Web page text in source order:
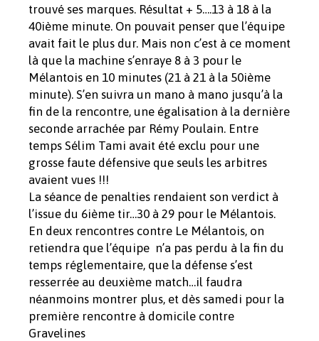
trouvé ses marques. Résultat + 5….13 à 18 à la
40ième minute. On pouvait penser que l’équipe
avait fait le plus dur. Mais non c’est à ce moment
là que la machine s’enraye 8 à 3 pour le
Mélantois en 10 minutes (21 à 21 à la 50ième
minute). S’en suivra un mano à mano jusqu’à la
fin de la rencontre, une égalisation à la dernière
seconde arrachée par Rémy Poulain. Entre
temps Sélim Tami avait été exclu pour une
grosse faute défensive que seuls les arbitres
avaient vues !!!
La séance de penalties rendaient son verdict à
l’issue du 6ième tir…30 à 29 pour le Mélantois.
En deux rencontres contre Le Mélantois, on
retiendra que l’équipe n’a pas perdu à la fin du
temps réglementaire, que la défense s’est
resserrée au deuxième match…il faudra
néanmoins montrer plus, et dès samedi pour la
première rencontre à domicile contre
Gravelines